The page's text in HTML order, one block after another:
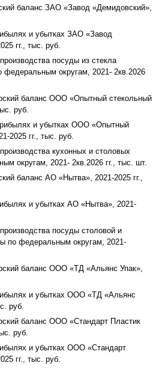
баланс ЗАО «Завод «Демидовский»,
и убытках ЗАО «Завод
гг., тыс. руб.
посуды из стекла
федеральным округам, 2021- 2кв.2026
баланс ООО «Опытный стекольный
руб.
и убытках ООО «Опытный
2025 гг., тыс. руб.
кухонных и столовых
округам, 2021- 2кв.2026 гг., тыс. шт.
баланс АО «Нытва», 2021-2025 гг.,
и убытках АО «Нытва», 2021-
посуды столовой и
по федеральным округам, 2021-
баланс ООО «ТД «Альянс Упак»,
и убытках ООО «ТД «Альянс
руб.
баланс ООО «Стандарт Пластик
руб.
и убытках ООО «Стандарт
гг., тыс. руб.